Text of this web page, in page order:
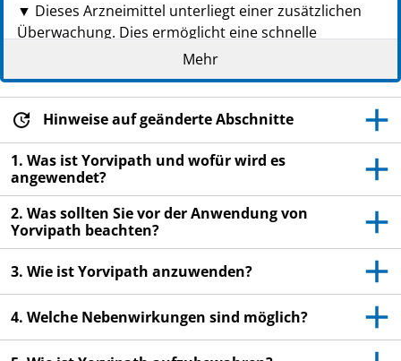
▼ Dieses Arzneimittel unterliegt einer zusätzlichen
Überwachung. Dies ermöglicht eine schnelle
Identifizierung neuer Erkenntnisse über die
Sicherheit. Sie können dabei helfen, indem Sie jede
auftretende Nebenwirkung melden. Hinweise zur
Meldung von Nebenwirkungen, siehe Ende Abschnitt
4.
Lesen Sie die gesamte Packungsbeilage sorgfältig
durch, bevor Sie mit der Anwendung dieses
Arzneimittels beginnen, denn sie enthält wichtige
Informationen.
möchten Sie diese später nochmals lesen.
Wenn Sie weitere Fragen haben, wenden Sie sich
an Ihren Arzt oder Apotheker.
Mehr
Hinweise auf geänderte Abschnitte
1. Was ist Yorvipath und wofür wird es
angewendet?
2. Was sollten Sie vor der Anwendung von
Yorvipath beachten?
3. Wie ist Yorvipath anzuwenden?
4. Welche Nebenwirkungen sind möglich?